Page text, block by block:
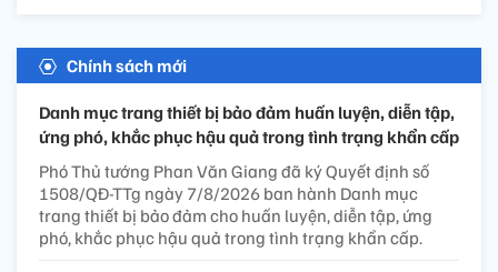
Chính sách mới
Danh mục trang thiết bị bảo đảm huấn luyện, diễn tập,
ứng phó, khắc phục hậu quả trong tình trạng khẩn cấp
Phó Thủ tướng Phan Văn Giang đã ký Quyết định số
1508/QĐ-TTg ngày 7/8/2026 ban hành Danh mục
trang thiết bị bảo đảm cho huấn luyện, diễn tập, ứng
phó, khắc phục hậu quả trong tình trạng khẩn cấp.